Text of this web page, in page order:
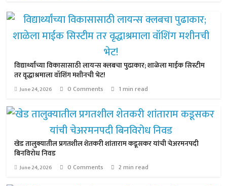
विद्यार्थ्यांच्या विकासासाठी लायन्स क्लबचा पुढाकार; शाळेला माईक सिस्टीम
तर वृद्धाश्रमाला वॉशिंग मशीनची भेट!
June 24, 2026 0 Comments 1 min read
खेड तालुक्यातील प्रगतशील शेतकरी शांताराम कडूसकर यांची चेअरमनपदी
बिनविरोध निवड
June 24, 2026 0 Comments 2 min read